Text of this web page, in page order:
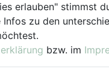
erlauben" stimmst
zu den
bzw. im